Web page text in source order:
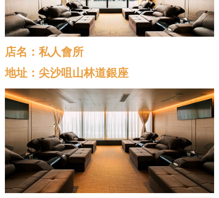
店名：私人會所
地址：尖沙咀山林道銀座